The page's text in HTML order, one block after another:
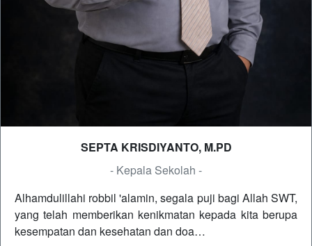
SEPTA KRISDIYANTO, M.PD
- Kepala Sekolah -
Alhamdulillahi robbil 'alamin, segala puji bagi Allah SWT,
yang telah memberikan kenikmatan kepada kita berupa
kesempatan dan kesehatan dan doa…